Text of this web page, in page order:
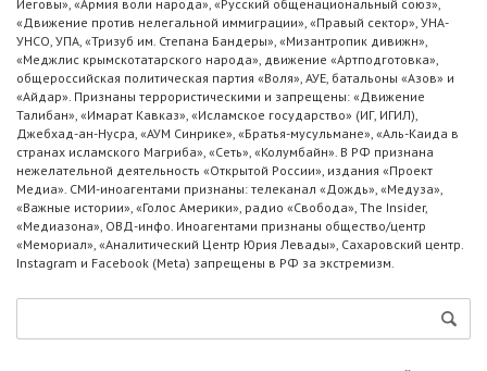
Иеговы», «Армия воли народа», «Русский общенациональный союз»,
«Движение против нелегальной иммиграции», «Правый сектор», УНА-
УНСО, УПА, «Тризуб им. Степана Бандеры», «Мизантропик дивижн»,
«Меджлис крымскотатарского народа», движение «Артподготовка»,
общероссийская политическая партия «Воля», АУЕ, батальоны «Азов» и
«Айдар». Признаны террористическими и запрещены: «Движение
Талибан», «Имарат Кавказ», «Исламское государство» (ИГ, ИГИЛ),
Джебхад-ан-Нусра, «АУМ Синрике», «Братья-мусульмане», «Аль-Каида в
странах исламского Магриба», «Сеть», «Колумбайн». В РФ признана
нежелательной деятельность «Открытой России», издания «Проект
Медиа». СМИ-иноагентами признаны: телеканал «Дождь», «Медуза»,
«Важные истории», «Голос Америки», радио «Свобода», The Insider,
«Медиазона», ОВД-инфо. Иноагентами признаны общество/центр
«Мемориал», «Аналитический Центр Юрия Левады», Сахаровский центр.
Instagram и Facebook (Metа) запрещены в РФ за экстремизм.